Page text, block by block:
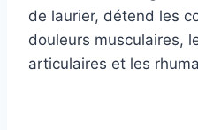
de laurier, détend les
douleurs musculaires,
articulaires et les